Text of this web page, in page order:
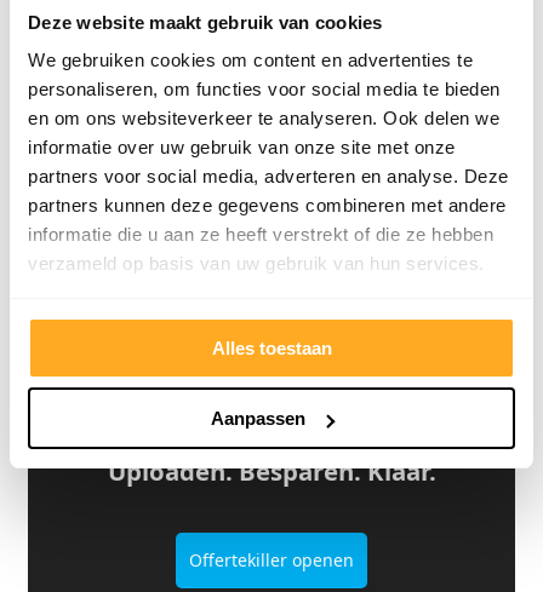
Deze website maakt gebruik van cookies
We gebruiken cookies om content en advertenties te
personaliseren, om functies voor social media te bieden
en om ons websiteverkeer te analyseren. Ook delen we
informatie over uw gebruik van onze site met onze
partners voor social media, adverteren en analyse. Deze
partners kunnen deze gegevens combineren met andere
informatie die u aan ze heeft verstrekt of die ze hebben
verzameld op basis van uw gebruik van hun services.
Alles toestaan
Aanpassen
4.8/5 24.553 reviews
Bekijk klantverhalen
Offerte van een concurrent?
Uploaden. Besparen. Klaar.
Offertekiller openen